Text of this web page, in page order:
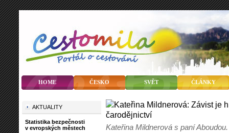
HOME ČESKO SVĚT ČLÁNKY
Kateřina Mildnerová s paní Aboudou.
AKTUALITY
Statistika bezpečnosti
v evropských městech